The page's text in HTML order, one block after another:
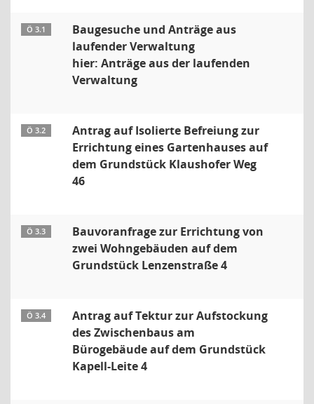
Ö 3.1
Baugesuche und Anträge aus
laufender Verwaltung
hier: Anträge aus der laufenden
Verwaltung
Ö 3.2
Antrag auf Isolierte Befreiung zur
Errichtung eines Gartenhauses auf
dem Grundstück Klaushofer Weg
46
Ö 3.3
Bauvoranfrage zur Errichtung von
zwei Wohngebäuden auf dem
Grundstück Lenzenstraße 4
Ö 3.4
Antrag auf Tektur zur Aufstockung
des Zwischenbaus am
Bürogebäude auf dem Grundstück
Kapell-Leite 4